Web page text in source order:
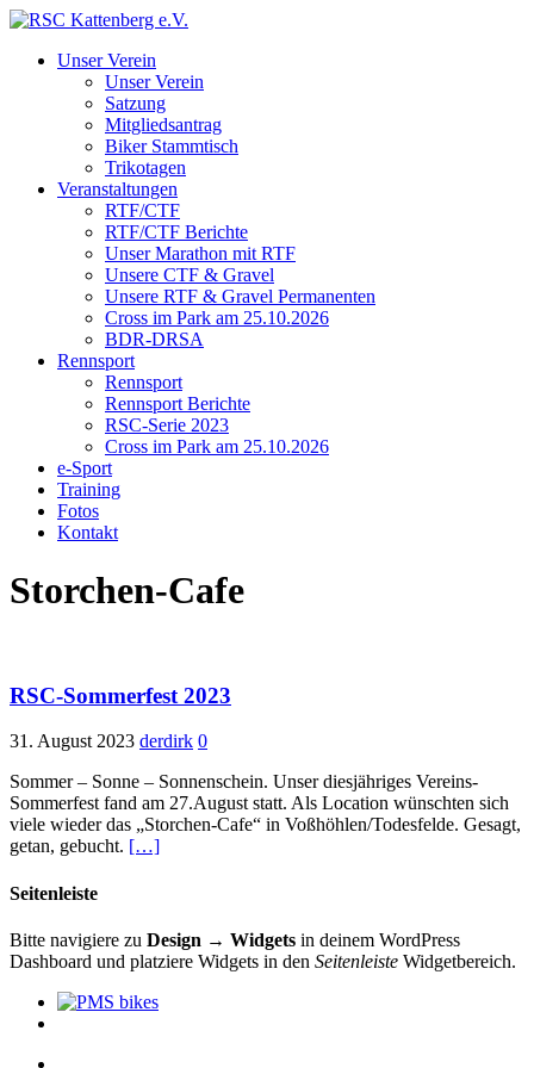
Unser Verein
Unser Verein
Satzung
Mitgliedsantrag
Biker Stammtisch
Trikotagen
Veranstaltungen
RTF/CTF
RTF/CTF Berichte
Unser Marathon mit RTF
Unsere CTF & Gravel
Unsere RTF & Gravel Permanenten
Cross im Park am 25.10.2026
BDR-DRSA
Rennsport
Rennsport
Rennsport Berichte
RSC-Serie 2023
Cross im Park am 25.10.2026
e-Sport
Training
Fotos
Kontakt
Storchen-Cafe
RSC-Sommerfest 2023
31. August 2023 derdirk 0
Sommer – Sonne – Sonnenschein. Unser diesjähriges Vereins-
Sommerfest fand am 27.August statt. Als Location wünschten sich
viele wieder das „Storchen-Cafe“ in Voßhöhlen/Todesfelde. Gesagt,
getan, gebucht. […]
Seitenleiste
Bitte navigiere zu Design → Widgets in deinem WordPress
Dashboard und platziere Widgets in den Seitenleiste Widgetbereich.